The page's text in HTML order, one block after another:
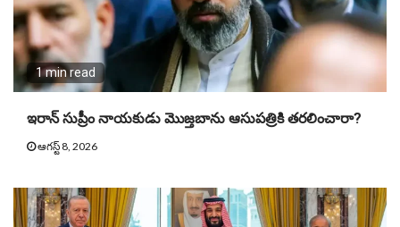
1 min read
ఇరాన్ సుప్రీం నాయకుడు మొజ్తబాను ఆసుపత్రికి తరలించారా?
ఆగస్ట్ 8, 2026